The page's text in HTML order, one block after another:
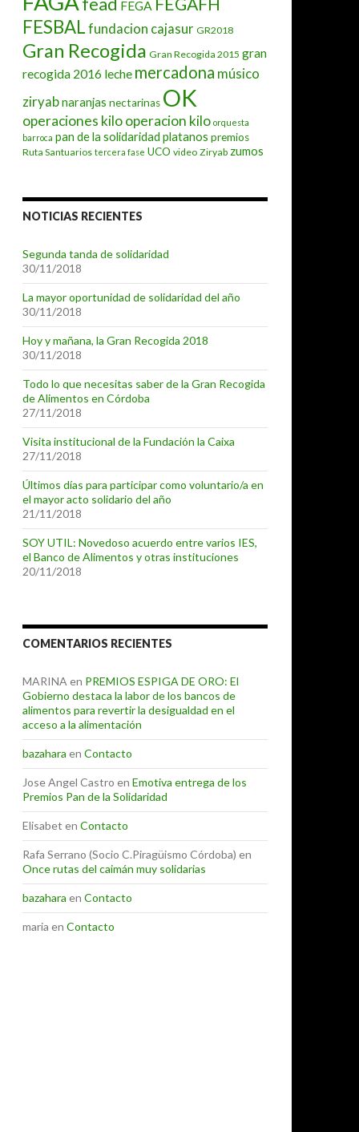
FEGA
FESBAL fundacion cajasur GR2018
Gran Recogida Gran Recogida 2015 gran
recogida 2016 leche mercadona músico
ziryabnaranjas nectarinas OK
operaciones kilooperacion kilo orquesta
barroca pan de la solidaridad platanos premios
Ruta Santuarios tercera fase UCO video Ziryab zumos
NOTICIAS RECIENTES
Segunda tanda de solidaridad
30/11/2018
La mayor oportunidad de solidaridad del año
30/11/2018
Hoy y mañana, la Gran Recogida 2018
30/11/2018
Todo lo que necesitas saber de la Gran Recogida
de Alimentos en Córdoba
27/11/2018
Visita institucional de la Fundación la Caixa
27/11/2018
Últimos días para participar como voluntario/a en
el mayor acto solidario del año
21/11/2018
SOY UTIL: Novedoso acuerdo entre varios IES,
el Banco de Alimentos y otras instituciones
20/11/2018
COMENTARIOS RECIENTES
MARINA en PREMIOS ESPIGA DE ORO: El
Gobierno destaca la labor de los bancos de
alimentos para revertir la desigualdad en el
acceso a la alimentación
bazahara en Contacto
Jose Angel Castro en Emotiva entrega de los
Premios Pan de la Solidaridad
Elisabet en Contacto
Rafa Serrano (Socio C.Piragüismo Córdoba) en
Once rutas del caimán muy solidarias
bazahara en Contacto
maria en Contacto